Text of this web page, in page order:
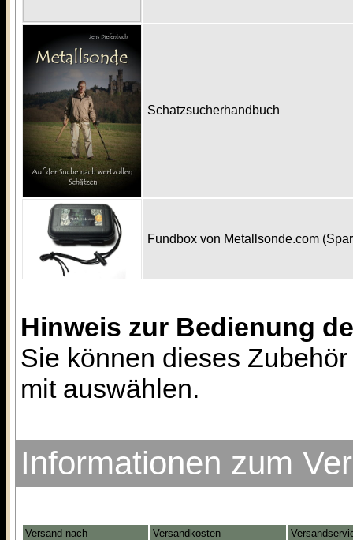
Schatzsucherhandbuch
Fundbox von Metallsonde.com
Hinweis zur Bedienung
Sie können dieses
mit auswählen.
Informationen zum
Versand nach Versandkosten